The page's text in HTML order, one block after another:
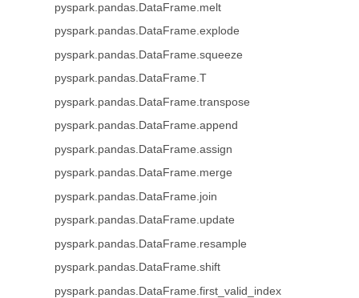
pyspark.pandas.DataFrame.melt
pyspark.pandas.DataFrame.explode
pyspark.pandas.DataFrame.squeeze
pyspark.pandas.DataFrame.T
pyspark.pandas.DataFrame.transpose
pyspark.pandas.DataFrame.append
pyspark.pandas.DataFrame.assign
pyspark.pandas.DataFrame.merge
pyspark.pandas.DataFrame.join
pyspark.pandas.DataFrame.update
pyspark.pandas.DataFrame.resample
pyspark.pandas.DataFrame.shift
pyspark.pandas.DataFrame.first_valid_index